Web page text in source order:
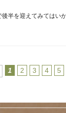
1 2 3 4 5